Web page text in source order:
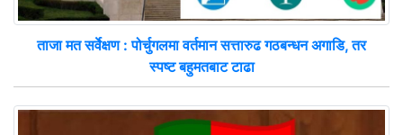
ताजा मत सर्वेक्षण : पोर्चुगलमा वर्तमान सत्तारुढ गठबन्धन अगाडि, तर
स्पष्ट बहुमतबाट टाढा